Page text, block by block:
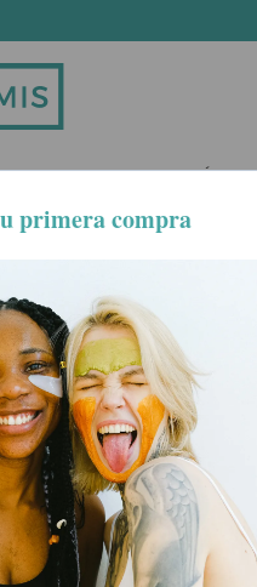
TOGGLE DROPDOWN
HOMBRETOGGLE
MAMÁ Y
para combatir los
una luminosidad
del tiempo en tu piel.